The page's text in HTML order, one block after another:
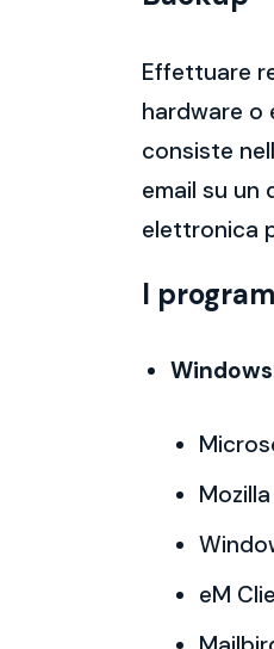
Effettuare
hardware o
consiste
email su
elettronica
I
Windows
eM